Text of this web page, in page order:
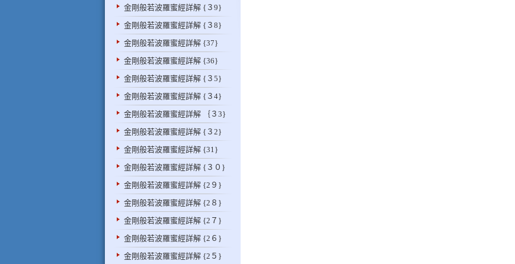
金剛般若波羅蜜經詳解 {３9}
金剛般若波羅蜜經詳解 {３8}
金剛般若波羅蜜經詳解 {37}
金剛般若波羅蜜經詳解 {36}
金剛般若波羅蜜經詳解 {３5}
金剛般若波羅蜜經詳解 {３4}
金剛般若波羅蜜經詳解 ｛３3}
金剛般若波羅蜜經詳解 {３2}
金剛般若波羅蜜經詳解 {31}
金剛般若波羅蜜經詳解 {３０}
金剛般若波羅蜜經詳解 {2９}
金剛般若波羅蜜經詳解 {2８}
金剛般若波羅蜜經詳解 {2７}
金剛般若波羅蜜經詳解 {2６}
金剛般若波羅蜜經詳解 {2５}